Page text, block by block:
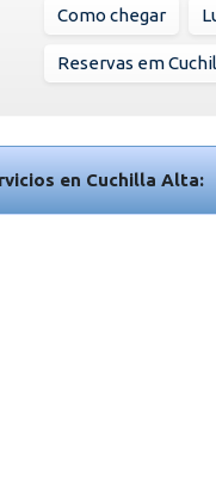
Como chegar
Reservas em
en Cuchilla Alta: